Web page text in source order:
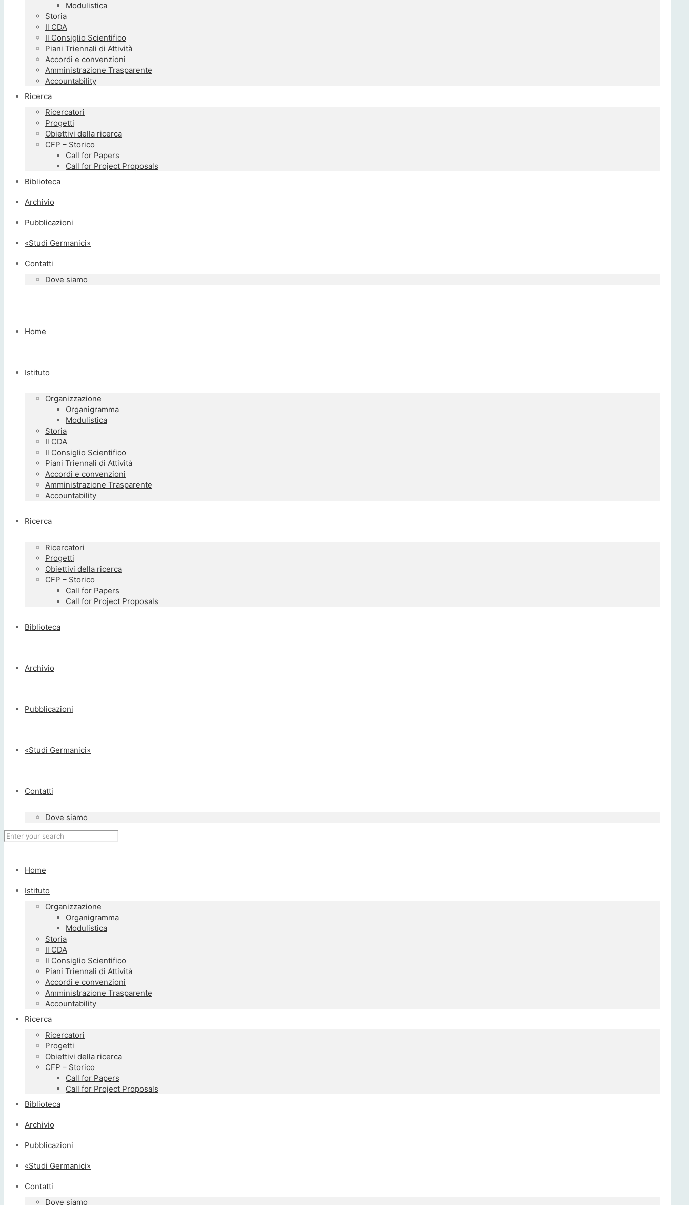
Modulistica
Storia
Il CDA
Il Consiglio Scientifico
Piani Triennali di Attività
Accordi e convenzioni
Amministrazione Trasparente
Accountability
Ricerca
Ricercatori
Progetti
Obiettivi della ricerca
CFP – Storico
Call for Papers
Call for Project Proposals
Biblioteca
Archivio
Pubblicazioni
«Studi Germanici»
Contatti
Dove siamo
Home
Istituto
Organizzazione
Organigramma
Modulistica
Storia
Il CDA
Il Consiglio Scientifico
Piani Triennali di Attività
Accordi e convenzioni
Amministrazione Trasparente
Accountability
Ricerca
Ricercatori
Progetti
Obiettivi della ricerca
CFP – Storico
Call for Papers
Call for Project Proposals
Biblioteca
Archivio
Pubblicazioni
«Studi Germanici»
Contatti
Dove siamo
Home
Istituto
Organizzazione
Organigramma
Modulistica
Storia
Il CDA
Il Consiglio Scientifico
Piani Triennali di Attività
Accordi e convenzioni
Amministrazione Trasparente
Accountability
Ricerca
Ricercatori
Progetti
Obiettivi della ricerca
CFP – Storico
Call for Papers
Call for Project Proposals
Biblioteca
Archivio
Pubblicazioni
«Studi Germanici»
Contatti
Dove siamo